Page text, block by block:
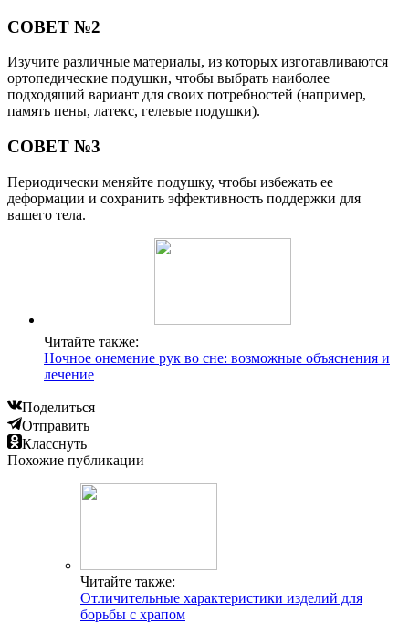
СОВЕТ №2
Изучите различные материалы, из которых изготавливаются
ортопедические подушки, чтобы выбрать наиболее
подходящий вариант для своих потребностей (например,
память пены, латекс, гелевые подушки).
СОВЕТ №3
Периодически меняйте подушку, чтобы избежать ее
деформации и сохранить эффективность поддержки для
вашего тела.
Читайте также:
Ночное онемение рук во сне: возможные объяснения и
лечение
Поделиться
Отправить
Класснуть
Похожие публикации
Читайте также:
Отличительные характеристики изделий для
борьбы с храпом